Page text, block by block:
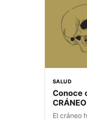
SALUD
Conoce
El cráneo